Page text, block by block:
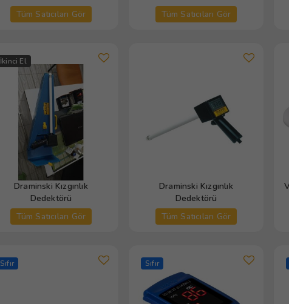
Tüm Satıcıları Gör
Tüm Satıcıları Gör
İkinci El
Draminski Kızgınlık
Dedektörü
Tüm Satıcıları Gör
Draminski Kızgınlık
Dedektörü
Tüm Satıcıları Gör
Sıfır Sıfır